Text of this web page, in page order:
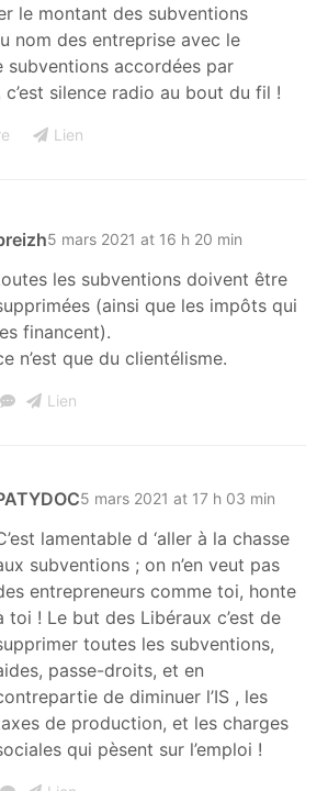
le montant des subventions
nom des entreprise avec le
subventions accordées par
c’est silence radio au bout du fil !
Lien
5 mars 2021 at 16 h 20 min
les subventions doivent être
(ainsi que les impôts qui
financent).
n’est que du clientélisme.
Lien
5 mars 2021 at 17 h 03 min
lamentable d ‘aller à la chasse
subventions ; on n’en veut pas
entrepreneurs comme toi, honte
toi ! Le but des Libéraux c’est de
toutes les subventions,
passe-droits, et en
de diminuer l’IS , les
de production, et les charges
qui pèsent sur l’emploi !